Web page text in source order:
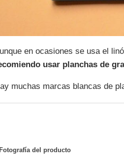
en ocasiones se usa el
usar planchas de
muchas marcas blancas de
Fotografía del producto